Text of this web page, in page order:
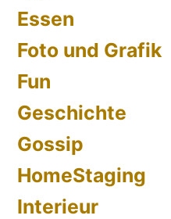
Essen
Foto und Grafik
Fun
Geschichte
Gossip
HomeStaging
Interieur